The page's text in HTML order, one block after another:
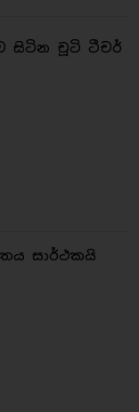
සිටින චූටි ටීචර්
සාර්ථකයි